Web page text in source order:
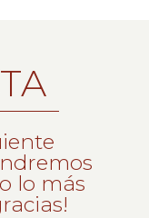
lo más